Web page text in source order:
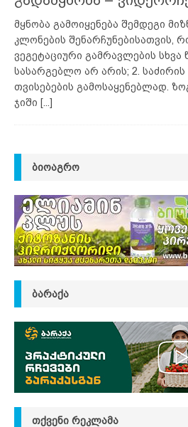
მყნობა გამოიყენება შემდეგი
კლონების შენარჩუნებისათვის,
ვეგეტაციური გამრავლების სხვა
სასარგებლო არ არის; 2.
თვისებების გამოსაყენებლად.
ჯიში [...]
ᲑᲘᲝᲐᲒᲠᲝ
ᲑᲐᲠᲐᲥᲐ
ᲗᲥᲕᲔᲜᲘ ᲠᲔᲙᲚᲐᲛᲐ